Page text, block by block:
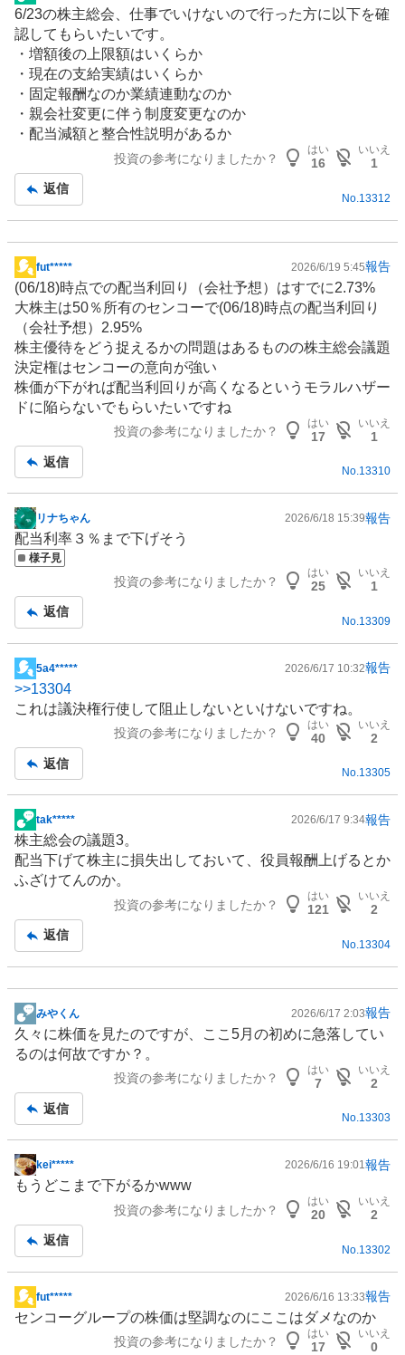
示
板
6/23の株主総会、仕事でいけないので行った方に以下を確
認してもらいたいです。
・増額後の上限額はいくらか
・現在の支給実績はいくらか
・固定報酬なのか業績連動なのか
・親会社変更に伴う制度変更なのか
・配当減額と整合性説明があるか
投資の参考になりましたか？
はい
16
いいえ
1
返信
No. 13312
掲
示
板
記
事
fut***** 2026/6/19 5:45報告
(06/18)時点での配当利回り（会社予想）はすでに2.73%
大株主は50％所有のセンコーで(06/18)時点の配当利回り
（会社予想）2.95%
株主優待をどう捉えるかの問題はあるものの株主総会議題
決定権はセンコーの意向が強い
株価が下がれば配当利回りが高くなるというモラルハザー
ドに陥らないでもらいたいですね
投資の参考になりましたか？
はい
17
いいえ
1
返信
No.13310
掲
示
板
リナちゃん 2026/6/18 15:39報告
配当利率３％まで下げそう
様子見
投資の参考になりましたか？
はい
25
いいえ
1
返信
No. 13309
掲
示
板
5a4***** 2026/6/17 10:32報告
>>13304
これは議決権行使して阻止しないといけないですね。
投資の参考になりましたか？
はい
40
いいえ
2
返信
No.13305
掲
示
板
記
tak***** 2026/6/17 9:34報告
株主総会の議題3。
配当下げて株主に損失出しておいて、役員報酬上げるとか
ふざけてんのか。
投資の参考になりましたか？
はい
121
いいえ
2
返信
No. 13304
掲
示
板
みやくん 2026/6/17 2:03報告
久々に株価を見たのですが、ここ5月の初めに急落してい
るのは何故ですか？。
投資の参考になりましたか？
はい
7
いいえ
2
返信
No.13303
掲
示
事
kei***** 2026/6/16 19:01報告
もうどこまで下がるかwww
投資の参考になりましたか？
はい
20
いいえ
2
返信
No. 13302
掲
示
fut***** 2026/6/16 13:33報告
センコーグループの株価は堅調なのにここはダメなのか
投資の参考になりましたか？
はい
17
いいえ
0